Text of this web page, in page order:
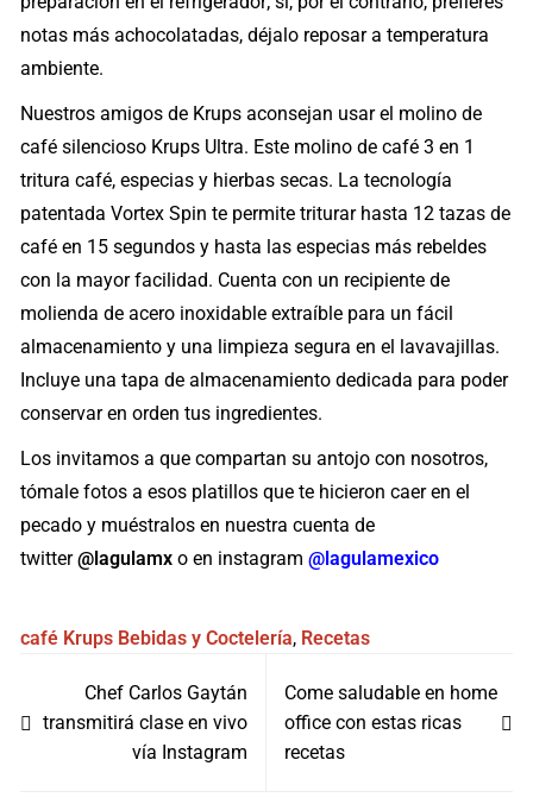
notas más achocolatadas, déjalo reposar a temperatura
ambiente.
Nuestros amigos de Krups aconsejan usar el molino de
café silencioso Krups Ultra. Este molino de café 3 en 1
tritura café, especias y hierbas secas. La tecnología
patentada Vortex Spin te permite triturar hasta 12 tazas de
café en 15 segundos y hasta las especias más rebeldes
con la mayor facilidad. Cuenta con un recipiente de
molienda de acero inoxidable extraíble para un fácil
almacenamiento y una limpieza segura en el lavavajillas.
Incluye una tapa de almacenamiento dedicada para poder
conservar en orden tus ingredientes.
Los invitamos a que compartan su antojo con nosotros,
tómale fotos a esos platillos que te hicieron caer en el
pecado y muéstralos en nuestra cuenta de
twitter@lagulamx o en instagram@lagulamexico
café Krups Bebidas y Coctelería, Recetas
de
entradas
Chef Carlos Gaytán
transmitirá clase en vivo
vía Instagram
Come saludable en home
office con estas ricas
recetas